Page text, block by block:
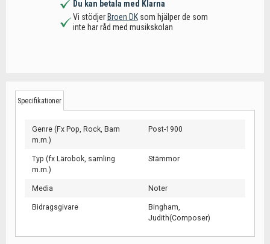
Du kan betala med Klarna
Vi stödjerBroen DKsom hjälper de som
inte har råd med musikskolan
Specifikationer
Genre (Fx Pop, Rock, Barn
m.m.)
Post-1900
Typ (fx Lärobok, samling
m.m.)
Stämmor
Media Noter
Bidragsgivare
Bingham,
Judith(Composer)